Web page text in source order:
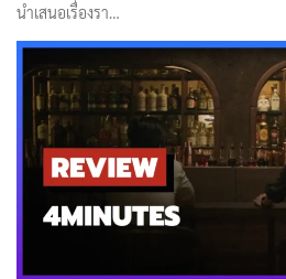
นำเสนอเรื่องรา…